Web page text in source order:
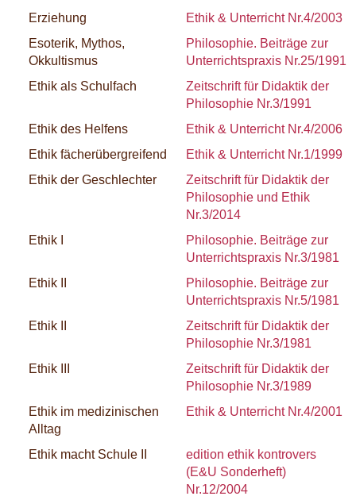
Erziehung
Ethik & Unterricht Nr.4/2003
Esoterik, Mythos,
Okkultismus
Philosophie. Beiträge zur
Unterrichtspraxis Nr.25/1991
Ethik als Schulfach
Zeitschrift für Didaktik der
Philosophie Nr.3/1991
Ethik des Helfens
Ethik & Unterricht Nr.4/2006
Ethik fächerübergreifend
Ethik & Unterricht Nr.1/1999
Ethik der Geschlechter
Zeitschrift für Didaktik der
Philosophie und Ethik
Nr.3/2014
Ethik I
Philosophie. Beiträge zur
Unterrichtspraxis Nr.3/1981
Ethik II
Philosophie. Beiträge zur
Unterrichtspraxis Nr.5/1981
Ethik II
Zeitschrift für Didaktik der
Philosophie Nr.3/1981
Ethik III
Zeitschrift für Didaktik der
Philosophie Nr.3/1989
Ethik im medizinischen
Alltag
Ethik & Unterricht Nr.4/2001
Ethik macht Schule II
edition ethik kontrovers
(E&U Sonderheft)
Nr.12/2004